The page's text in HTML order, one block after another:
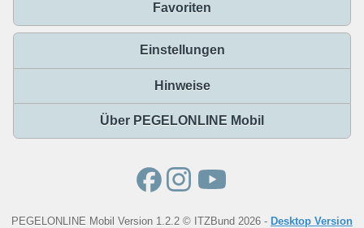
Favoriten
Einstellungen
Hinweise
Über PEGELONLINE Mobil
PEGELONLINE Mobil Version 1.2.2 © ITZBund 2026 - Desktop Version